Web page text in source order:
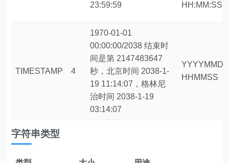
23:59:59
HH:MM:SS
TIMESTAMP 4
1970-01-01
00:00:00/2038 结束时
间是第 2147483647
秒，北京时间 2038-1-
19 11:14:07，格林尼
治时间 2038-1-19
03:14:07
HHMMSS
字符串类型